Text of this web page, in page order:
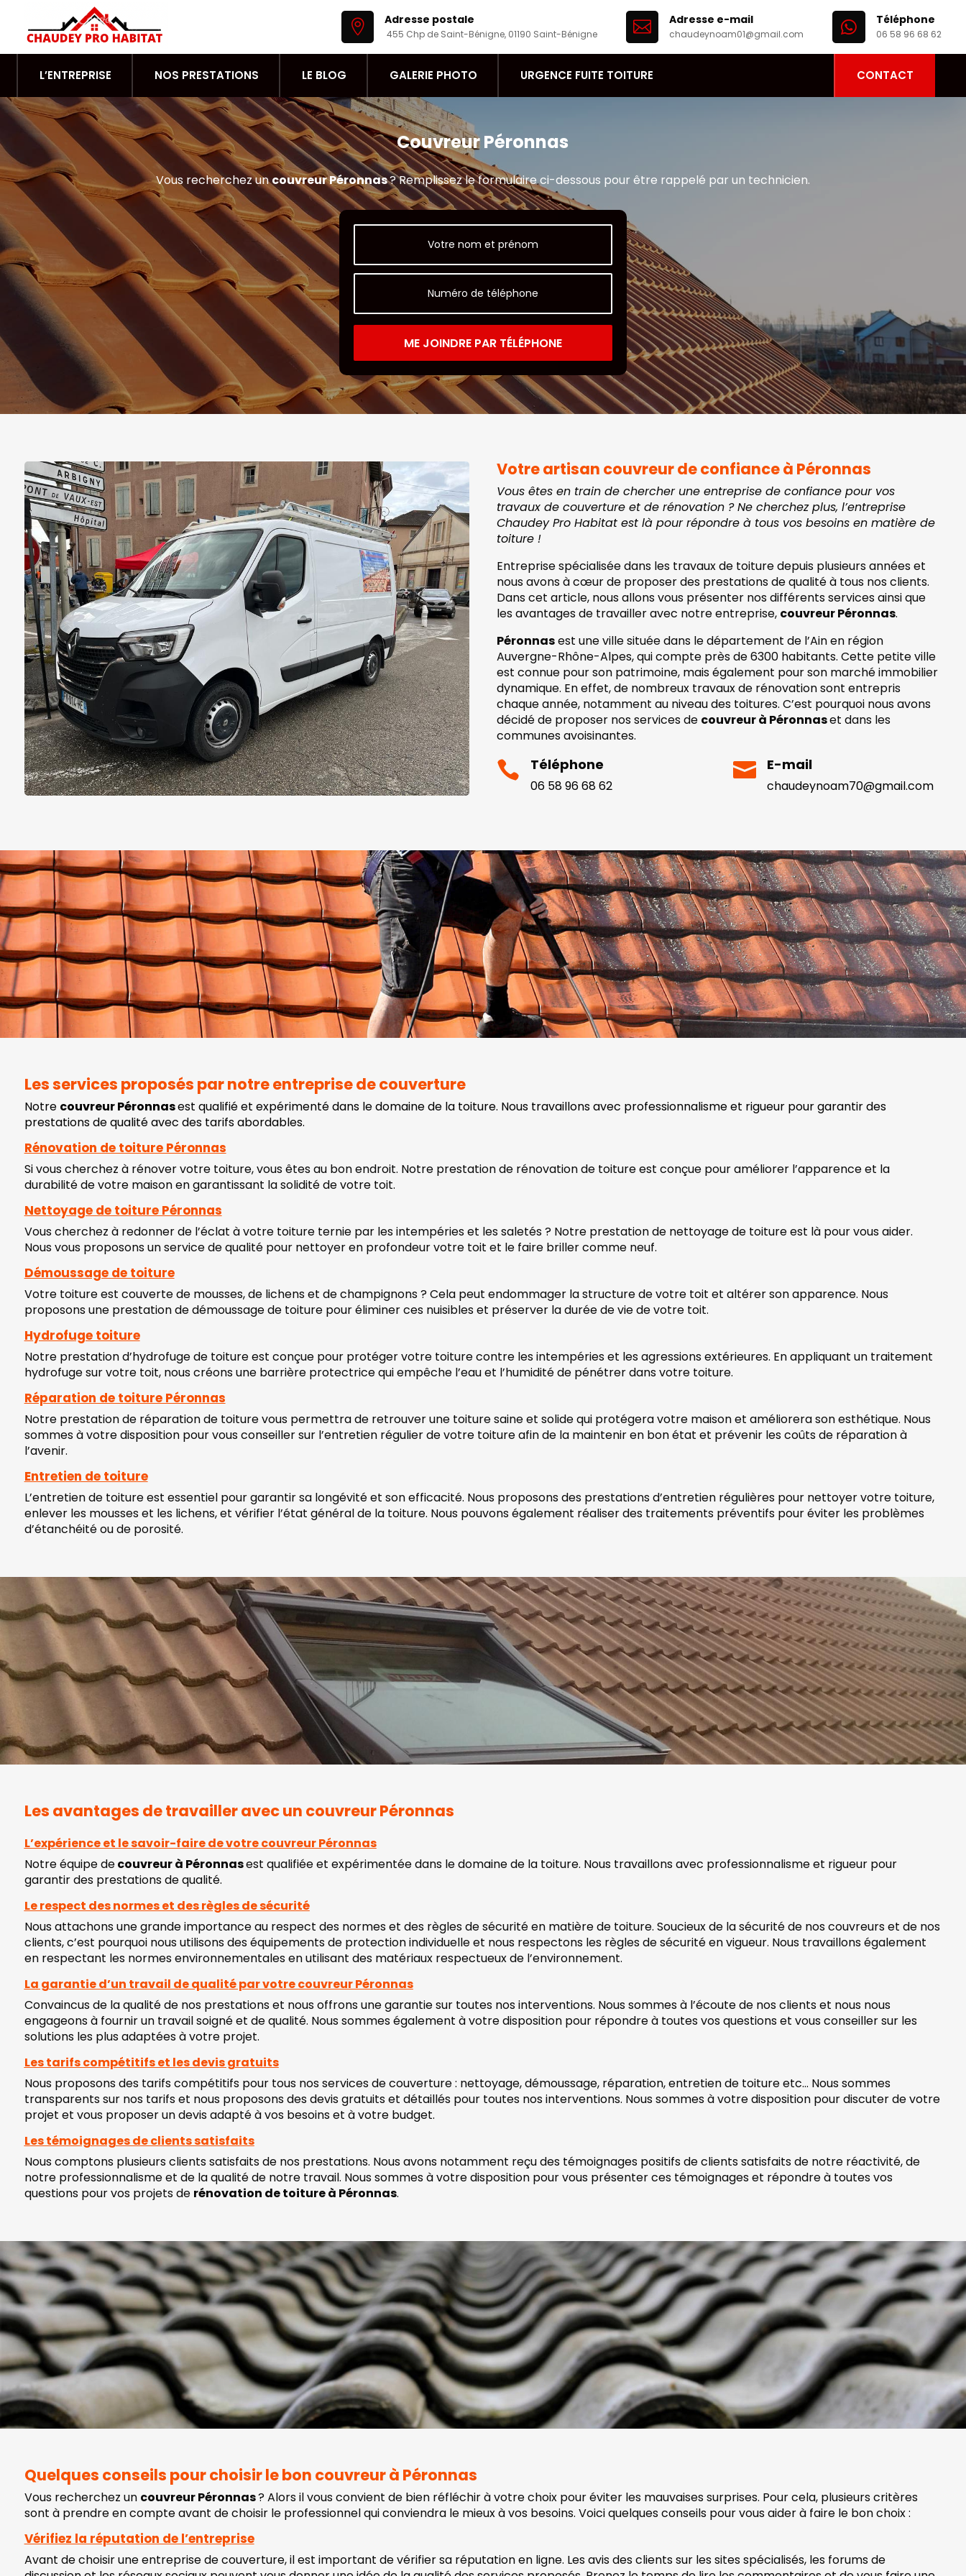
 Adresse postale
455 Chp de Saint-Bénigne, 01190 Saint-Bénigne  Adresse e-mail
chaudeynoam01@gmail.com  Téléphone
06 58 96 68 62
L’ENTREPRISE NOS PRESTATIONS LE BLOG GALERIE PHOTO URGENCE FUITE TOITURE CONTACT
Couvreur Péronnas
Vous recherchez uncouvreur Péronnas? Remplissez le formulaire ci-dessous pour être rappelé par un technicien.
ME JOINDRE PAR TÉLÉPHONE
Votre artisan couvreur de confiance à Péronnas
Vous êtes en train de chercher une entreprise de confiance pour vos
travaux de couverture et de rénovation ? Ne cherchez plus, l’entreprise
Chaudey Pro Habitat est là pour répondre à tous vos besoins en matière de
toiture !
Entreprise spécialisée dans les travaux de toiture depuis plusieurs années et
nous avons à cœur de proposer des prestations de qualité à tous nos clients.
Dans cet article, nous allons vous présenter nos différents services ainsi que
les avantages de travailler avec notre entreprise, couvreur Péronnas.
Péronnasest une ville située dans le département de l’Ain en région
Auvergne-Rhône-Alpes, qui compte près de 6300 habitants. Cette petite ville
est connue pour son patrimoine, mais également pour son marché immobilier
dynamique. En effet, de nombreux travaux de rénovation sont entrepris
chaque année, notamment au niveau des toitures. C’est pourquoi nous avons
décidé de proposer nos services de couvreur à Péronnaset dans les
communes avoisinantes.
 Téléphone
06 58 96 68 62
 E-mail
chaudeynoam70@gmail.com
Les services proposés par notre entreprise de couverture
Notre couvreur Péronnasest qualifié et expérimenté dans le domaine de la toiture. Nous travaillons avec professionnalisme et rigueur pour garantir des
prestations de qualité avec des tarifs abordables.
Rénovation de toiture Péronnas
Si vous cherchez à rénover votre toiture, vous êtes au bon endroit. Notre prestation de rénovation de toiture est conçue pour améliorer l’apparence et la
durabilité de votre maison en garantissant la solidité de votre toit.
Nettoyage de toiture Péronnas
Vous cherchez à redonner de l’éclat à votre toiture ternie par les intempéries et les saletés ? Notre prestation de nettoyage de toiture est là pour vous aider.
Nous vous proposons un service de qualité pour nettoyer en profondeur votre toit et le faire briller comme neuf.
Démoussage de toiture
Votre toiture est couverte de mousses, de lichens et de champignons ? Cela peut endommager la structure de votre toit et altérer son apparence. Nous
proposons une prestation de démoussage de toiture pour éliminer ces nuisibles et préserver la durée de vie de votre toit.
Hydrofuge toiture
Notre prestation d’hydrofuge de toiture est conçue pour protéger votre toiture contre les intempéries et les agressions extérieures. En appliquant un traitement
hydrofuge sur votre toit, nous créons une barrière protectrice qui empêche l’eau et l’humidité de pénétrer dans votre toiture.
Réparation de toiture Péronnas
Notre prestation de réparation de toiture vous permettra de retrouver une toiture saine et solide qui protégera votre maison et améliorera son esthétique. Nous
sommes à votre disposition pour vous conseiller sur l’entretien régulier de votre toiture afin de la maintenir en bon état et prévenir les coûts de réparation à
l’avenir.
Entretien de toiture
L’entretien de toiture est essentiel pour garantir sa longévité et son efficacité. Nous proposons des prestations d’entretien régulières pour nettoyer votre toiture,
enlever les mousses et les lichens, et vérifier l’état général de la toiture. Nous pouvons également réaliser des traitements préventifs pour éviter les problèmes
d’étanchéité ou de porosité.
Les avantages de travailler avec un couvreur Péronnas
L’expérience et le savoir-faire de votre couvreur Péronnas
Notre équipe decouvreur à Péronnasest qualifiée et expérimentée dans le domaine de la toiture. Nous travaillons avec professionnalisme et rigueur pour
garantir des prestations de qualité.
Le respect des normes et des règles de sécurité
Nous attachons une grande importance au respect des normes et des règles de sécurité en matière de toiture. Soucieux de la sécurité de nos couvreurs et de nos
clients, c’est pourquoi nous utilisons des équipements de protection individuelle et nous respectons les règles de sécurité en vigueur. Nous travaillons également
en respectant les normes environnementales en utilisant des matériaux respectueux de l’environnement.
La garantie d’un travail de qualité par votre couvreur Péronnas
Convaincus de la qualité de nos prestations et nous offrons une garantie sur toutes nos interventions. Nous sommes à l’écoute de nos clients et nous nous
engageons à fournir un travail soigné et de qualité. Nous sommes également à votre disposition pour répondre à toutes vos questions et vous conseiller sur les
solutions les plus adaptées à votre projet.
Les tarifs compétitifs et les devis gratuits
Nous proposons des tarifs compétitifs pour tous nos services de couverture : nettoyage, démoussage, réparation, entretien de toiture etc… Nous sommes
transparents sur nos tarifs et nous proposons des devis gratuits et détaillés pour toutes nos interventions. Nous sommes à votre disposition pour discuter de votre
projet et vous proposer un devis adapté à vos besoins et à votre budget.
Les témoignages de clients satisfaits
Nous comptons plusieurs clients satisfaits de nos prestations. Nous avons notamment reçu des témoignages positifs de clients satisfaits de notre réactivité, de
notre professionnalisme et de la qualité de notre travail. Nous sommes à votre disposition pour vous présenter ces témoignages et répondre à toutes vos
questions pour vos projets de rénovation de toiture à Péronnas.
Quelques conseils pour choisir le bon couvreur à Péronnas
Vous recherchez un couvreur Péronnas? Alors il vous convient de bien réfléchir à votre choix pour éviter les mauvaises surprises. Pour cela, plusieurs critères
sont à prendre en compte avant de choisir le professionnel qui conviendra le mieux à vos besoins. Voici quelques conseils pour vous aider à faire le bon choix :
Vérifiez la réputation de l’entreprise
Avant de choisir une entreprise de couverture, il est important de vérifier sa réputation en ligne. Les avis des clients sur les sites spécialisés, les forums de